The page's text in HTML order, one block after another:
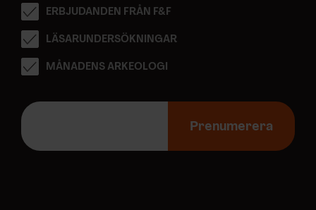
ERBJUDANDEN FRÅN F&F
LÄSARUNDERSÖKNINGAR
MÅNADENS ARKEOLOGI
E
p
Prenumerera